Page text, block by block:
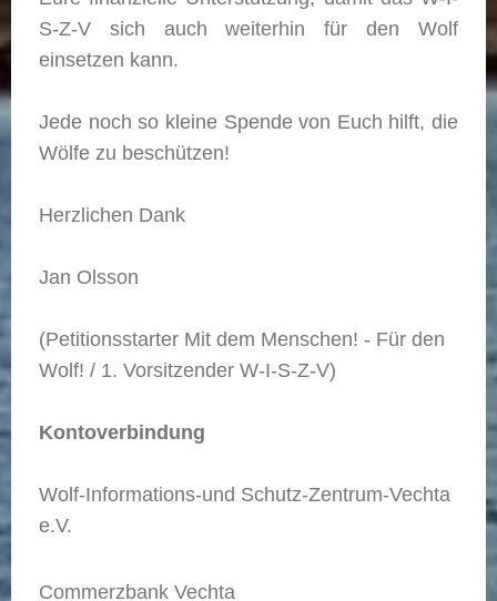
S-Z-V sich auch weiterhin für den Wolf
einsetzen kann.
Jede noch so kleine Spende von Euch hilft, die
Wölfe zu beschützen!
Herzlichen Dank
Jan Olsson
(Petitionsstarter Mit dem Menschen! - Für den
Wolf! / 1. Vorsitzender W-I-S-Z-V)
Kontoverbindung
Wolf-Informations-und Schutz-Zentrum-Vechta
e.V.
Commerzbank Vechta